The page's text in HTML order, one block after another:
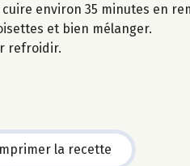
environ 35 minutes en
et bien mélanger.
refroidir.
la recette